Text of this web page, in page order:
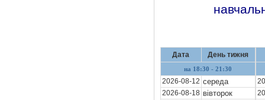
Дата День тижня
на 18:30 - 21:30
2026-08-12 середа
2026-08-18 вівторок